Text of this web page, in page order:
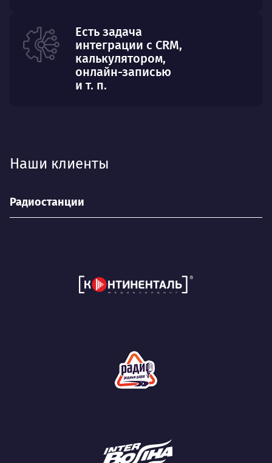
Есть задача
интеграции с CRM,
калькулятором,
онлайн-записью
и т. п.
Наши клиенты
Радиостанции